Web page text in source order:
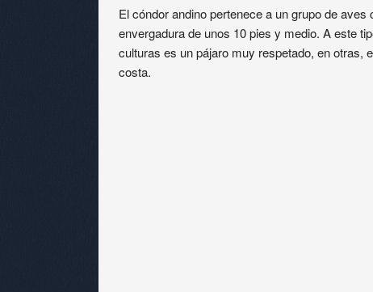
El cóndor andino pertenece a un grupo de
envergadura de unos 10 pies y medio. A este
culturas es un pájaro muy respetado, en otras,
costa.